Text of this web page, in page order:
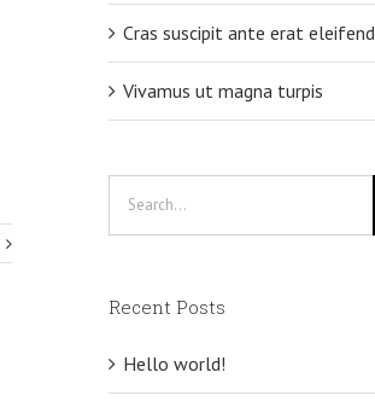
Cras suscipit ante erat eleifend
Vivamus ut magna turpis
Recent Posts
Hello world!